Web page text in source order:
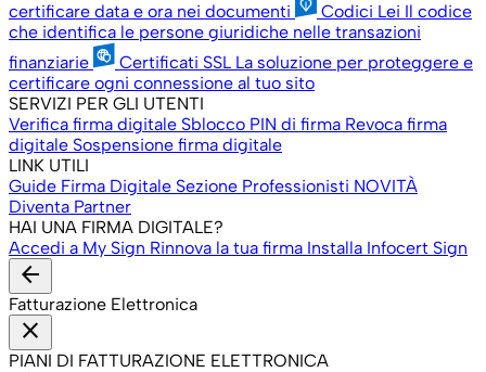
certificare data e ora nei documenti
Codici Lei Il codice
che identifica le persone giuridiche nelle transazioni
finanziarie
Certificati SSL La soluzione per proteggere e
certificare ogni connessione al tuo sito
SERVIZI PER GLI UTENTI
Verifica firma digitale Sblocco PIN di firma Revoca firma
digitale Sospensione firma digitale
LINK UTILI
Guide Firma Digitale Sezione Professionisti NOVITÀ
Diventa Partner
HAI UNA FIRMA DIGITALE?
Accedi a My Sign Rinnova la tua firma Installa Infocert Sign
arrow_back
Fatturazione Elettronica
close
PIANI DI FATTURAZIONE ELETTRONICA